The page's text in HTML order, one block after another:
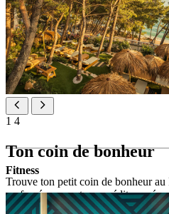
1 4
Ton coin de bonheur
Trouve ton petit coin de bonheur au
parfumé aux senteurs
avec un massage divin ou relaxe-
Fitness